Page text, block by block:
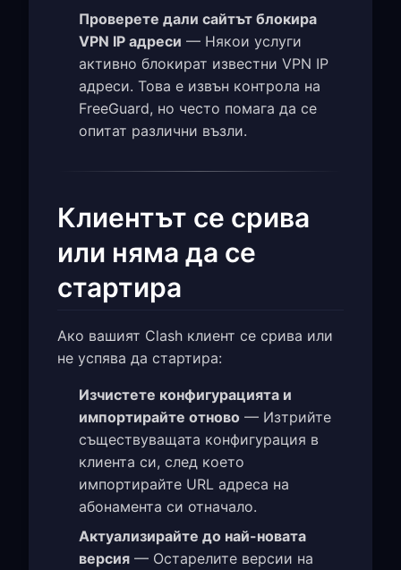
Проверете дали сайтът блокира
VPN IP адреси — Някои услуги
активно блокират известни VPN IP
адреси. Това е извън контрола на
FreeGuard, но често помага да се
опитат различни възли.
Клиентът се срива
или няма да се
стартира
Ако вашият Clash клиент се срива или
не успява да стартира:
Изчистете конфигурацията и
импортирайте отново — Изтрийте
съществуващата конфигурация в
клиента си, след което
импортирайте URL адреса на
абонамента си отначало.
Актуализирайте до най-новата
версия — Остарелите версии на